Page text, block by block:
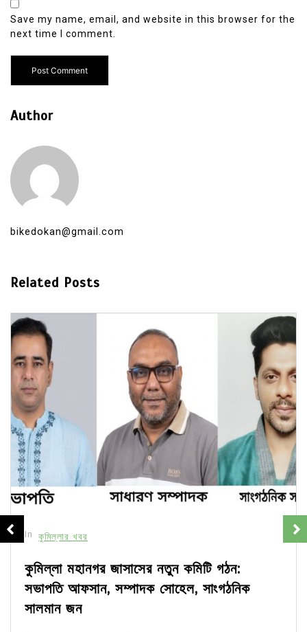
Save my name, email, and website in this browser for the
next time I comment.
Author
bikedokan@gmail.com
Related Posts
In কুমিল্লার খবর
কুমিল্লা মহানগর জাসাসের নতুন কমিটি গঠন:
সভাপতি আফসান, সম্পাদক সোহেল, সাংগঠনিক
সালমান জন